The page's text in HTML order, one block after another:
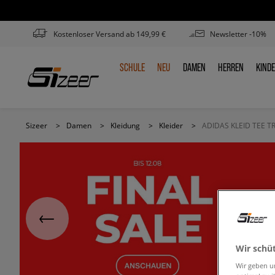
Kostenloser Versand ab 149,99 € Newsletter -10%
SCHULE
SCHULE NEU
NEU DAMEN
DAMEN HERREN
HERREN
Sizeer > Damen > Kleidung > Kleider > ADIDAS KLEID TEE
Wir
Wir geben